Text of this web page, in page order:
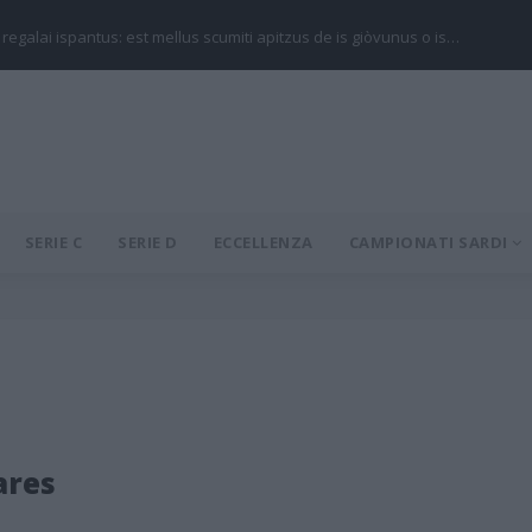
regalai ispantus: est mellus scumiti apitzus de is giòvunus o is…
SERIE C SERIE D ECCELLENZA CAMPIONATI SARDI